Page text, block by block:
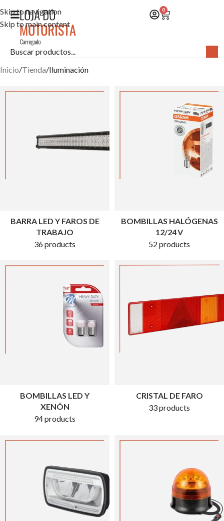
Skip to navigation
Skip to main content
0
Inicio Tienda Iluminación
BARRA LED Y FAROS DE
TRABAJO
36 products
BOMBILLAS HALÓGENAS
12/24 V
52 products
BOMBILLAS LED Y
XENÓN
94 products
CRISTAL DE FARO
33 products